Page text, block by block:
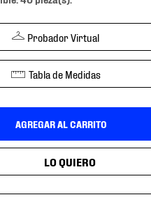
Probador Virtual
Tabla de Medidas
AGREGAR AL CARRITO